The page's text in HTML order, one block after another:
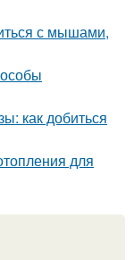
с мышами,
как добиться
для